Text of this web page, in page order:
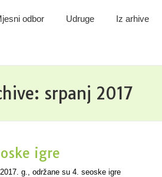
odbor Udruge Iz arhive
srpanj 2017
igre
g., održane su 4. seoske igre